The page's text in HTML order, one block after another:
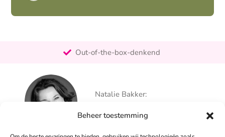
Beheer toestemming
Out-of-the-box-denkend
Persoonlijk
Natalie Bakker:
info@alertpromotie.nl